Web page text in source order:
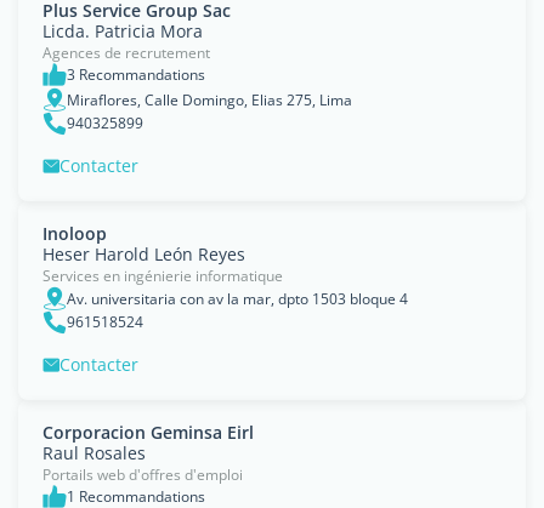
Plus Service Group Sac
Licda. Patricia Mora
Agences de recrutement
3 Recommandations
Miraflores, Calle Domingo, Elias 275, Lima
940325899
Contacter
Inoloop
Heser Harold León Reyes
Services en ingénierie informatique
Av. universitaria con av la mar, dpto 1503 bloque 4
961518524
Contacter
Corporacion Geminsa Eirl
Raul Rosales
Portails web d'offres d'emploi
1 Recommandations